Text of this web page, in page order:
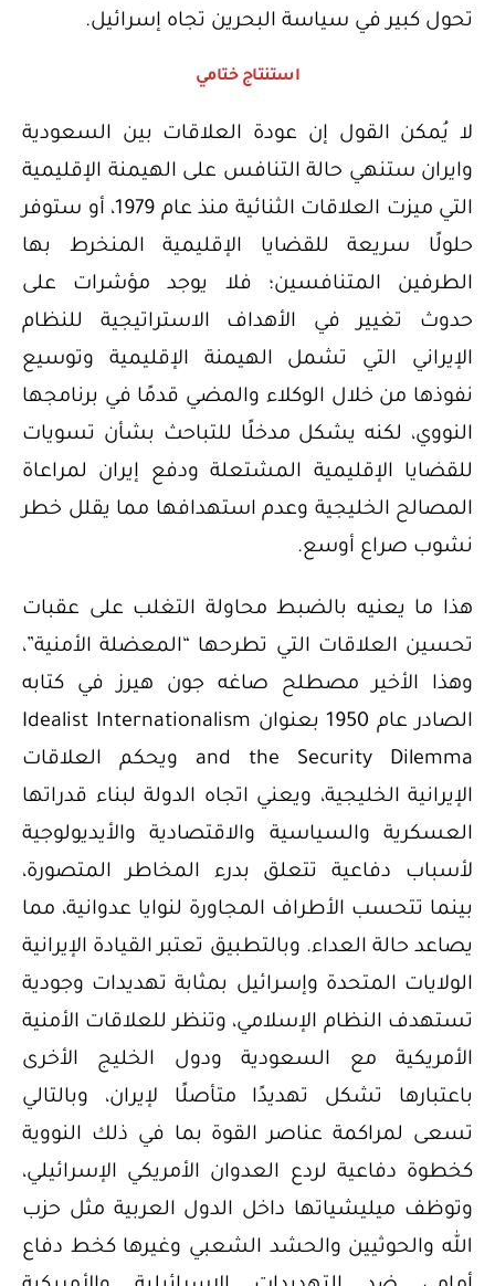
تحول كبير في سياسة البحرين تجاه إسرائيل.
استنتاج ختامي
لا يُمكن القول إن عودة العلاقات بين السعودية
وايران ستنهي حالة التنافس على الهيمنة الإقليمية
التي ميزت العلاقات الثنائية منذ عام 1979، أو ستوفر
حلولًا سريعة للقضايا الإقليمية المنخرط بها
الطرفين المتنافسين؛ فلا يوجد مؤشرات على
حدوث تغيير في الأهداف الاستراتيجية للنظام
الإيراني التي تشمل الهيمنة الإقليمية وتوسيع
نفوذها من خلال الوكلاء والمضي قدمًا في برنامجها
النووي، لكنه يشكل مدخلًا للتباحث بشأن تسويات
للقضايا الإقليمية المشتعلة ودفع إيران لمراعاة
المصالح الخليجية وعدم استهدافها مما يقلل خطر
نشوب صراع أوسع.
هذا ما يعنيه بالضبط محاولة التغلب على عقبات
تحسين العلاقات التي تطرحها “المعضلة الأمنية”،
وهذا الأخير مصطلح صاغه جون هيرز في كتابه
الصادر عام 1950 بعنوان Idealist Internationalism
and the Security Dilemma ويحكم العلاقات
الإيرانية الخليجية، ويعني اتجاه الدولة لبناء قدراتها
العسكرية والسياسية والاقتصادية والأيديولوجية
لأسباب دفاعية تتعلق بدرء المخاطر المتصورة،
بينما تتحسب الأطراف المجاورة لنوايا عدوانية، مما
يصاعد حالة العداء. وبالتطبيق تعتبر القيادة الإيرانية
الولايات المتحدة وإسرائيل بمثابة تهديدات وجودية
تستهدف النظام الإسلامي، وتنظر للعلاقات الأمنية
الأمريكية مع السعودية ودول الخليج الأخرى
باعتبارها تشكل تهديدًا متأصلًا لإيران، وبالتالي
تسعى لمراكمة عناصر القوة بما في ذلك النووية
كخطوة دفاعية لردع العدوان الأمريكي الإسرائيلي،
وتوظف ميليشياتها داخل الدول العربية مثل حزب
الله والحوثيين والحشد الشعبي وغيرها كخط دفاع